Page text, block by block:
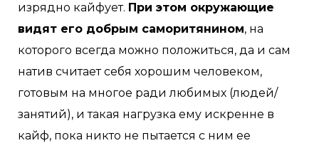
изрядно кайфует. При этом окружающие
видят его добрым саморитянином, на
которого всегда можно положиться, да и сам
натив считает себя хорошим человеком,
готовым на многое ради любимых (людей/
занятий), и такая нагрузка ему искренне в
кайф, пока никто не пытается с ним ее